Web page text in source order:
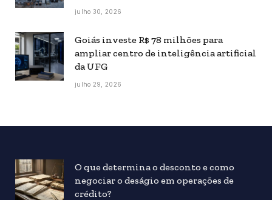
julho 30, 2026
Goiás investe R$ 78 milhões para
ampliar centro de inteligência artificial
da UFG
julho 29, 2026
O que determina o desconto e como
negociar o deságio em operações de
crédito?